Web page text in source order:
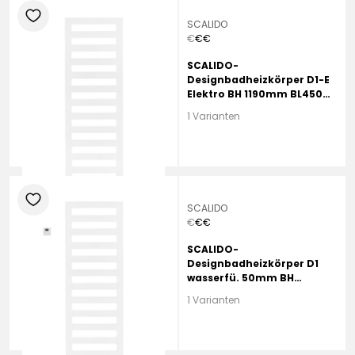
heart
SCALIDO
€€€
SCALIDO-
Designbadheizkörper D1-E
Elektro BH 1190mm BL450
1 Varianten
heart
SCALIDO
€€€
SCALIDO-
Designbadheizkörper D1
wasserfü. 50mm BH
Anthracite Grey
1 Varianten